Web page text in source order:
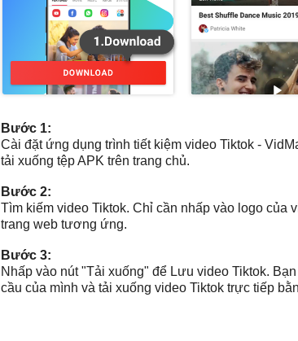
Bước 1:
Cài đặt ứng dụng trình tiết kiệm video Tiktok -
tải xuống tệp APK trên trang chủ.
Bước 2:
Tìm kiếm video Tiktok. Chỉ cần nhấp vào logo của
trang web tương ứng.
Bước 3:
Nhấp vào nút "Tải xuống" để Lưu video Tiktok.
cầu của mình và tải xuống video Tiktok trực tiếp